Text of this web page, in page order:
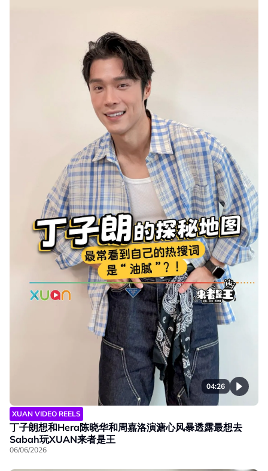
04:26
XUAN VIDEO REELS
丁子朗想和Hera陈晓华和周嘉洛演溏心风暴透露最想去
Sabah玩XUAN来者是王
06/06/2026